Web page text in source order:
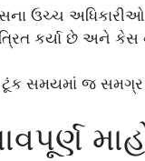
ઉચ્ચ
કર્યા છે અને કેસ
ટૂંક સમયમાં જ